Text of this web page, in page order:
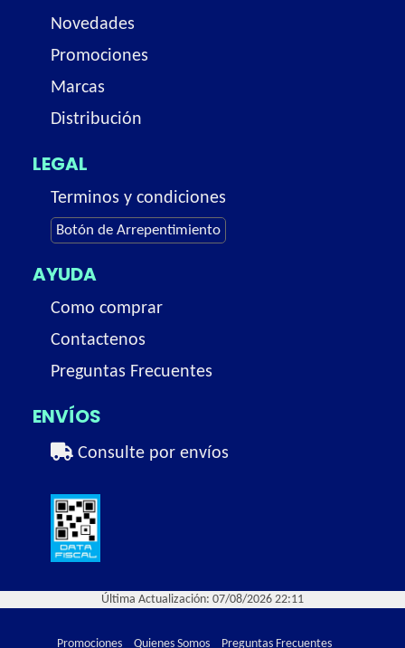
Novedades
Promociones
Marcas
Distribución
LEGAL
Terminos y condiciones
Botón de Arrepentimiento
AYUDA
Como comprar
Contactenos
Preguntas Frecuentes
ENVÍOS
Consulte por envíos
Última Actualización: 07/08/2026 22:11
Promociones Quienes Somos Preguntas Frecuentes